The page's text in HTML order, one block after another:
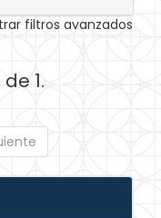
filtros avanzados
1.